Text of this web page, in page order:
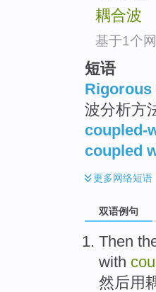
耦合波
基于1个
短语
Rigorous
波分析方
coupled-
coupled
更多网络短语
双语例句
Then
with
然后用